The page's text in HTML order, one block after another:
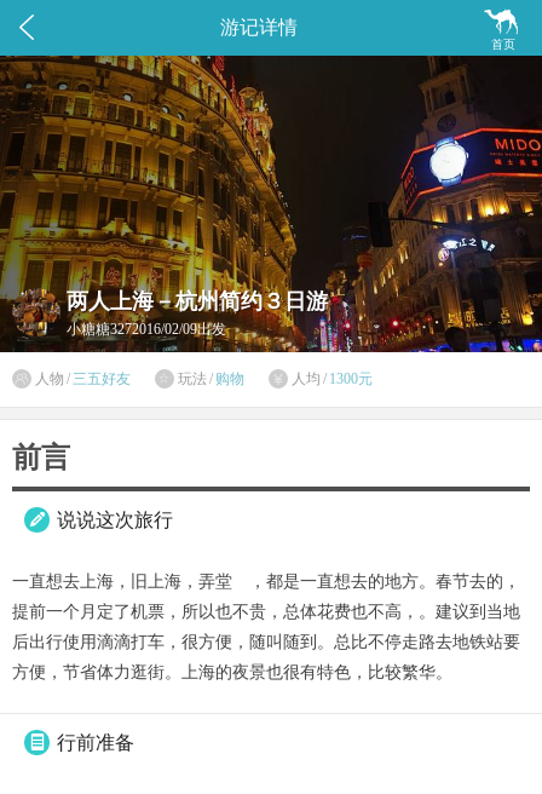
 
首页
游记详情
两人上海－杭州简约３日游
小糖糖3272016/02/09出发
 人物 / 三五好友  玩法 / 购物  人均 / 1300元
前言
 说说这次旅行
一直想去上海，旧上海，弄堂 ，都是一直想去的地方。春节去的，
提前一个月定了机票，所以也不贵，总体花费也不高，。建议到当地
后出行使用滴滴打车，很方便，随叫随到。总比不停走路去地铁站要
方便，节省体力逛街。上海的夜景也很有特色，比较繁华。
 行前准备